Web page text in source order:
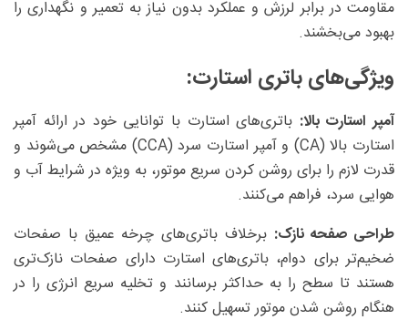
مقاومت در برابر لرزش و عملکرد بدون نیاز به تعمیر و نگهداری را
بهبود می‌بخشند.
ویژگی‌های باتری استارت:
آمپر استارت بالا: باتری‌های استارت با توانایی خود در ارائه آمپر
استارت بالا (CA) و آمپر استارت سرد (CCA) مشخص می‌شوند و
قدرت لازم را برای روشن کردن سریع موتور، به ویژه در شرایط آب و
هوایی سرد، فراهم می‌کنند.
طراحی صفحه نازک: برخلاف باتری‌های چرخه عمیق با صفحات
ضخیم‌تر برای دوام، باتری‌های استارت دارای صفحات نازک‌تری
هستند تا سطح را به حداکثر برسانند و تخلیه سریع انرژی را در
هنگام روشن شدن موتور تسهیل کنند.